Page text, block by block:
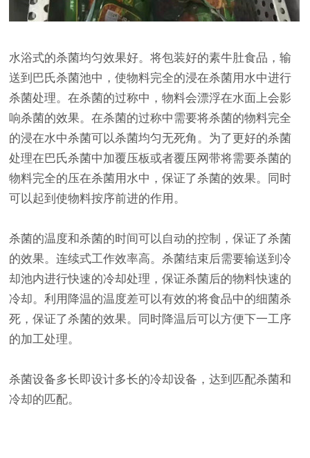
水浴式的杀菌均匀效果好。将包装好的素牛肚食品，输
送到巴氏杀菌池中，使物料完全的浸在杀菌用水中进行
杀菌处理。在杀菌的过称中，物料会漂浮在水面上会影
响杀菌的效果。在杀菌的过称中需要将杀菌的物料完全
的浸在水中杀菌可以杀菌均匀无死角。为了更好的杀菌
处理在巴氏杀菌中加覆压板或者覆压网带将需要杀菌的
物料完全的压在杀菌用水中，保证了杀菌的效果。同时
可以起到使物料按序前进的作用。
杀菌的温度和杀菌的时间可以自动的控制，保证了杀菌
的效果。连续式工作效率高。杀菌结束后需要输送到冷
却池内进行快速的冷却处理，保证杀菌后的物料快速的
冷却。利用降温的温度差可以有效的将食品中的细菌杀
死，保证了杀菌的效果。同时降温后可以方便下一工序
的加工处理。
杀菌设备多长即设计多长的冷却设备，达到匹配杀菌和
冷却的匹配。